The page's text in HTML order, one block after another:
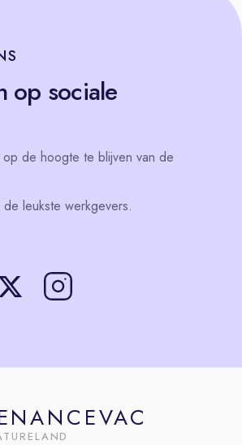
op sociale
op de hoogte te blijven van de
leukste werkgevers.